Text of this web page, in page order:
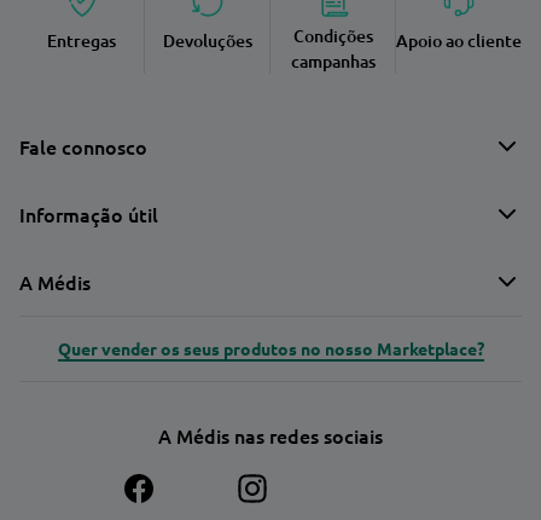
Entregas Devoluções
Condições
campanhas
Apoio ao cliente
Fale connosco
Informação útil
A Médis
Quer vender os seus produtos no nosso Marketplace?
A Médis nas redes sociais